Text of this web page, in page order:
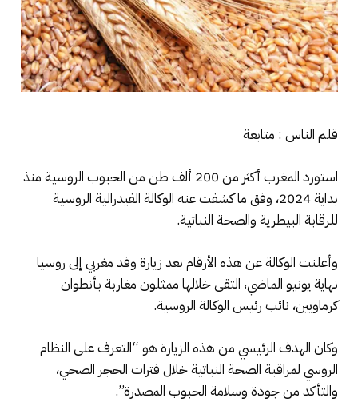
قلم الناس : متابعة
استورد المغرب أكثر من 200 ألف طن من الحبوب الروسية منذ
بداية 2024، وفق ما كشفت عنه الوكالة الفيدرالية الروسية
للرقابة البيطرية والصحة النباتية.
وأعلنت الوكالة عن هذه الأرقام بعد زيارة وفد مغربي إلى روسيا
نهاية يونيو الماضي، التقى خلالها ممثلون مغاربة بأنطوان
كرماويين، نائب رئيس الوكالة الروسية.
وكان الهدف الرئيسي من هذه الزيارة هو “التعرف على النظام
الروسي لمراقبة الصحة النباتية خلال فترات الحجر الصحي،
والتأكد من جودة وسلامة الحبوب المصدرة”.